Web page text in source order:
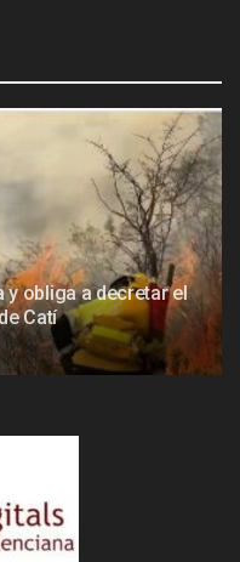
y obliga a decretar el
Catí